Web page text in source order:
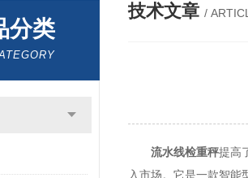
分类
技术文章 /
流水线检重秤提高
入市场。它是一款智能